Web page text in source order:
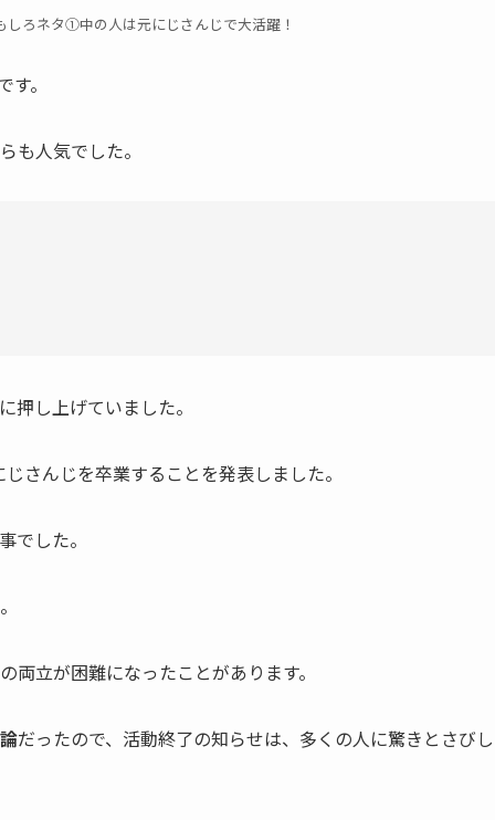
ろネタ①中の人は元にじさんじで大活躍！
。
も人気でした。
押し上げていました。
じさんじを卒業することを発表しました。
でした。
両立が困難になったことがあります。
だったので、活動終了の知らせは、多くの人に驚きとさび